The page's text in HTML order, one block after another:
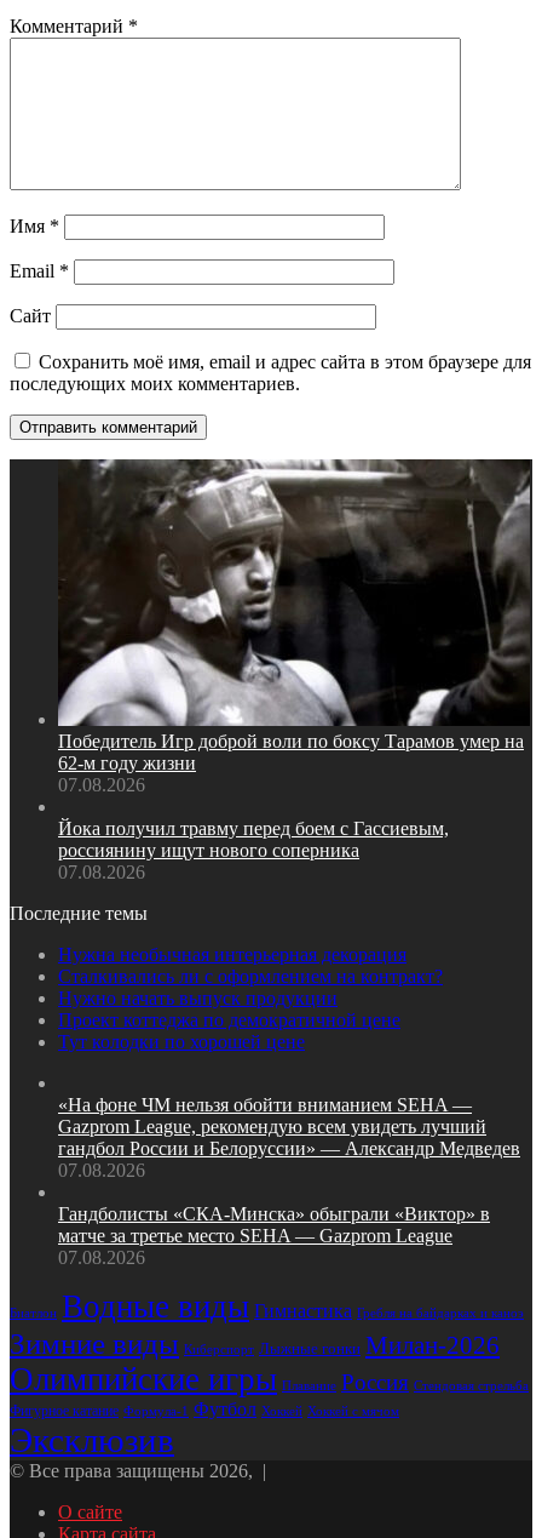
Комментарий *
Имя *
Email *
Сайт
Сохранить моё имя, email и адрес сайта в этом браузере для
последующих моих комментариев.
Победитель Игр доброй воли по боксу Тарамов умер на
62‑м году жизни
07.08.2026
Йока получил травму перед боем с Гассиевым,
россиянину ищут нового соперника
07.08.2026
Последние темы
Нужна необычная интерьерная декорация
Сталкивались ли с оформлением на контракт?
Нужно начать выпуск продукции
Проект коттеджа по демократичной цене
Тут колодки по хорошей цене
«На фоне ЧМ нельзя обойти вниманием SEHA —
Gazprom League, рекомендую всем увидеть лучший
гандбол России и Белоруссии» — Александр Медведев
07.08.2026
Гандболисты «СКА‑Минска» обыграли «Виктор» в
матче за третье место SEHA — Gazprom League
07.08.2026
Биатлон Водные виды Гимнастика Гребля на байдарках и каноэ
Зимние виды Киберспорт Лыжные гонки Милан-2026
Олимпийские игры Плавание Россия Стендовая стрельба
Фигурное катание Формула-1 Футбол Хоккей Хоккей с мячом
Эксклюзив
© Все права защищены 2026, |
О сайте